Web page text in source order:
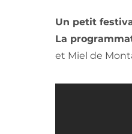
Un petit
La
et Miel de